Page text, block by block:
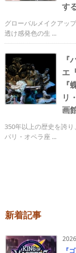
す
グローバルメイクアッ
透け感発色の生 ...
エ
リ
画
350年以上の歴史を誇
パリ・オペラ座 ...
新着記事
『